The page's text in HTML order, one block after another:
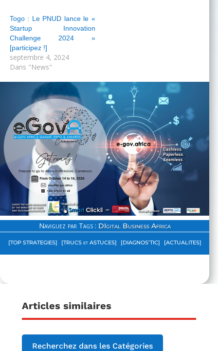
Togo : Le PNUD lance le «
Startup Innovation
Challenge 2024 »
[participez !]
septembre 4, 2024
Dans "News"
Naviguez par Tags : DIgital Business Africa
[TOP STRATEGIES] [TRUCS et ASTUCES] [DIAGNOS’TIC] [ACTUALITES]
Articles similaires
Recherchez dans les Catégories